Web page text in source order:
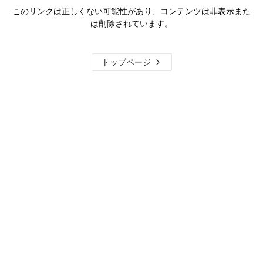
このリンクは正しくない可能性があり、コンテンツは非表示また
は削除されています。
トップページ